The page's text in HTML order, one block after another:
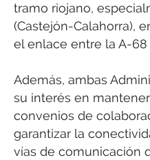
tramo riojano,
(Castejón-Calahorra),
el enlace entre la A-68
Además, ambas
su interés en
convenios de
garantizar la
vías de comunicación